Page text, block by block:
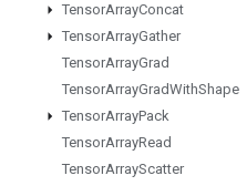
TensorArrayConcat
TensorArrayGather
TensorArrayGrad
TensorArrayGradWithShape
TensorArrayPack
TensorArrayRead
TensorArrayScatter